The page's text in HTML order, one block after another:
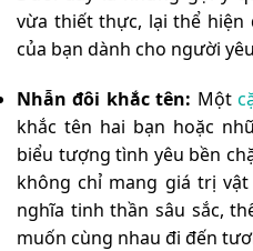
vừa thiết thực, lại thể hiện
của bạn dành cho người
Nhẫn đôi khắc tên: Một
khắc tên hai bạn hoặc
biểu tượng tình yêu bền
không chỉ mang giá trị
nghĩa tinh thần sâu sắc,
muốn cùng nhau đi đến